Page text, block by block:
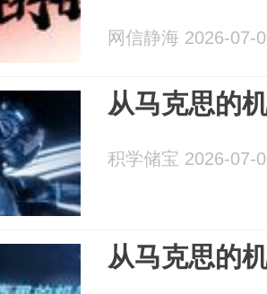
网信静海 2026-07-
从马克思的
积学储宝 2026-07-
从马克思的